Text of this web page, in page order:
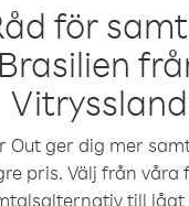
för
Brasilien
Vitryssland
Out ger dig mer
pris. Välj från våra
till lågt